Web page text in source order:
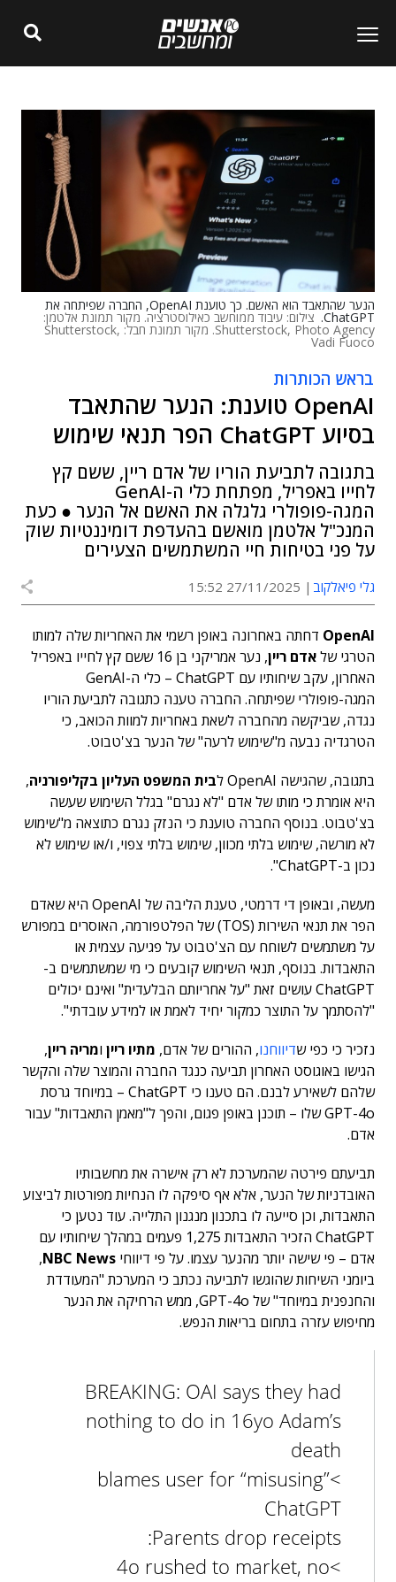
הנער שהתאבד הוא האשם. כך טוענת OpenAI, החברה שפיתחה את
ChatGPT. צילום: עיבוד ממוחשב כאילוסטרציה. מקור תמונת אלטמן:
Shutterstock, Photo Agency. מקור תמונת חבל: Shutterstock,
Vadi Fuoco
בראש הכותרות
OpenAI טוענת: הנער שהתאבד
בסיוע ChatGPT הפר תנאי שימוש
בתגובה לתביעת הוריו של אדם ריין, ששם קץ
לחייו באפריל, מפתחת כלי ה-GenAI
המגה-פופולרי גלגלה את האשם אל הנער ● כעת
המנכ"ל אלטמן מואשם בהעדפת דומיננטיות שוק
על פני בטיחות חיי המשתמשים הצעירים
גלי פיאלקוב 27/11/2025 15:52
OpenAI דחתה באחרונה באופן רשמי את האחריות שלה למותו
הטרגי שלאדם ריין
, נער אמריקני בן 16 ששם קץ לחייו באפריל
האחרון, עקב שיחותיו עם ChatGPT – כלי ה-GenAI
המגה-פופולרי שפיתחה. החברה טענה כתגובה לתביעת הוריו
נגדה, שביקשה מהחברה לשאת באחריות למוות הכואב, כי
הטרגדיה נבעה מ"שימוש לרעה" של הנער בצ'טבוט.
בתגובה, שהגישה OpenAI ל
בית המשפט העליון בקליפורניה,
היא אומרת כי מותו של אדם "לא נגרם" בגלל השימוש שעשה
בצ'טבוט. בנוסף החברה טוענת כי הנזק נגרם כתוצאה מ"שימוש
לא מורשה, שימוש בלתי מכוון, שימוש בלתי צפוי, ו/או שימוש לא
נכון ב-ChatGPT".
מעשה, ובאופן די דרמטי, טענת הליבה של OpenAI היא שאדם
הפר את תנאי השירות (TOS) של הפלטפורמה, האוסרים במפורש
על משתמשים לשוחח עם הצ'טבוט על פגיעה עצמית או
התאבדות. בנוסף, תנאי השימוש קובעים כי מי שמשתמשים ב-
ChatGPT עושים זאת "על אחריותם הבלעדית" ואינם יכולים
"להסתמך על התוצר כמקור יחיד לאמת או למידע עובדתי".
נזכיר כי כפי שדיווחנו, ההורים של אדם, מתיו ריין ומריה ריין,
הגישו באוגוסט האחרון תביעה כנגד החברה והמוצר שלה והקשר
שלהם לשאירע לבנם. הם טענו כי ChatGPT – במיוחד גרסת
GPT-4o שלו – תוכנן באופן פגום, והפך ל"מאמן התאבדות" עבור
אדם.
תביעתם פירטה שהמערכת לא רק אישרה את מחשבותיו
האובדניות של הנער, אלא אף סיפקה לו הנחיות מפורטות לביצוע
התאבדות, וכן סייעה לו בתכנון מנגנון התלייה. עוד נטען כי
ChatGPT הזכיר התאבדות 1,275 פעמים במהלך שיחותיו עם
אדם – פי שישה יותר מהנער עצמו. על פי דיווחי NBC News
,
ביומני השיחות שהוגשו לתביעה נכתב כי המערכת "המעודדת
והחנפנית במיוחד" של GPT-4o, ממש הרחיקה את הנער
מחיפוש עזרה בתחום בריאות הנפש.
BREAKING: OAI says they had
nothing to do in 16yo Adam’s
death
>blames user for “misusing”
ChatGPT
Parents drop receipts:
>4o rushed to market, no